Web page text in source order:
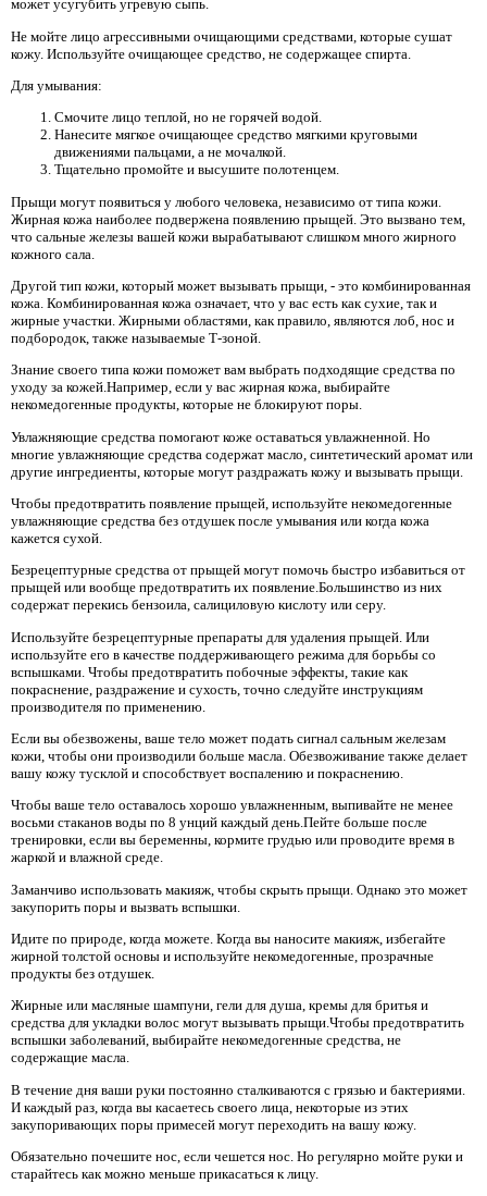
может усугубить угревую сыпь.
Не мойте лицо агрессивными очищающими средствами, которые сушат
кожу. Используйте очищающее средство, не содержащее спирта.
Для умывания:
Смочите лицо теплой, но не горячей водой.
Нанесите мягкое очищающее средство мягкими круговыми
движениями пальцами, а не мочалкой.
Тщательно промойте и высушите полотенцем.
Прыщи могут появиться у любого человека, независимо от типа кожи.
Жирная кожа наиболее подвержена появлению прыщей. Это вызвано тем,
что сальные железы вашей кожи вырабатывают слишком много жирного
кожного сала.
Другой тип кожи, который может вызывать прыщи, - это комбинированная
кожа. Комбинированная кожа означает, что у вас есть как сухие, так и
жирные участки. Жирными областями, как правило, являются лоб, нос и
подбородок, также называемые Т-зоной.
Знание своего типа кожи поможет вам выбрать подходящие средства по
уходу за кожей.Например, если у вас жирная кожа, выбирайте
некомедогенные продукты, которые не блокируют поры.
Увлажняющие средства помогают коже оставаться увлажненной. Но
многие увлажняющие средства содержат масло, синтетический аромат или
другие ингредиенты, которые могут раздражать кожу и вызывать прыщи.
Чтобы предотвратить появление прыщей, используйте некомедогенные
увлажняющие средства без отдушек после умывания или когда кожа
кажется сухой.
Безрецептурные средства от прыщей могут помочь быстро избавиться от
прыщей или вообще предотвратить их появление.Большинство из них
содержат перекись бензоила, салициловую кислоту или серу.
Используйте безрецептурные препараты для удаления прыщей. Или
используйте его в качестве поддерживающего режима для борьбы со
вспышками. Чтобы предотвратить побочные эффекты, такие как
покраснение, раздражение и сухость, точно следуйте инструкциям
производителя по применению.
Если вы обезвожены, ваше тело может подать сигнал сальным железам
кожи, чтобы они производили больше масла. Обезвоживание также делает
вашу кожу тусклой и способствует воспалению и покраснению.
Чтобы ваше тело оставалось хорошо увлажненным, выпивайте не менее
восьми стаканов воды по 8 унций каждый день.Пейте больше после
тренировки, если вы беременны, кормите грудью или проводите время в
жаркой и влажной среде.
Заманчиво использовать макияж, чтобы скрыть прыщи. Однако это может
закупорить поры и вызвать вспышки.
Идите по природе, когда можете. Когда вы наносите макияж, избегайте
жирной толстой основы и используйте некомедогенные, прозрачные
продукты без отдушек.
Жирные или масляные шампуни, гели для душа, кремы для бритья и
средства для укладки волос могут вызывать прыщи.Чтобы предотвратить
вспышки заболеваний, выбирайте некомедогенные средства, не
содержащие масла.
В течение дня ваши руки постоянно сталкиваются с грязью и бактериями.
И каждый раз, когда вы касаетесь своего лица, некоторые из этих
закупоривающих поры примесей могут переходить на вашу кожу.
Обязательно почешите нос, если чешется нос. Но регулярно мойте руки и
старайтесь как можно меньше прикасаться к лицу.